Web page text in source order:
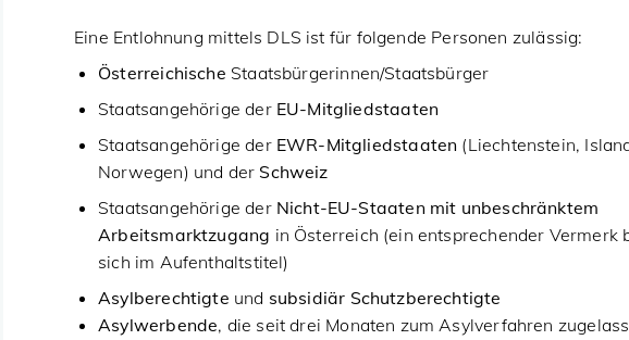
Eine Entlohnung mittels DLS ist für folgende Personen zulässig:
Österreichische Staatsbürgerinnen/Staatsbürger
Staatsangehörige der EU-Mitgliedstaaten
Staatsangehörige der EWR-Mitgliedstaaten (Liechtenstein,
Norwegen) und der Schweiz
Staatsangehörige der Nicht-EU-Staaten mit unbeschränktem
Arbeitsmarktzugang in Österreich (ein entsprechender Vermerk
sich im Aufenthaltstitel)
Asylberechtigte und subsidiär Schutzberechtigte
Asylwerbende, die seit drei Monaten zum Asylverfahren